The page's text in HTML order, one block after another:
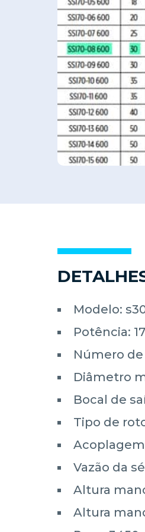
Modelo:
Potência:
Número
Diâmetro
Bocal de
Tipo de
Vazão da
Altura
Altura